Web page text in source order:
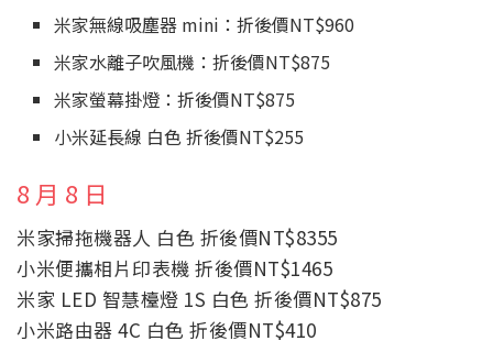
米家無線吸塵器 mini：折後價NT$960
米家水離子吹風機：折後價NT$875
米家螢幕掛燈：折後價NT$875
小米延長線 白色 折後價NT$255
8 月 8 日
米家掃拖機器人 白色 折後價NT$8355
小米便攜相片印表機 折後價NT$1465
米家 LED 智慧檯燈 1S 白色 折後價NT$875
小米路由器 4C 白色 折後價NT$410